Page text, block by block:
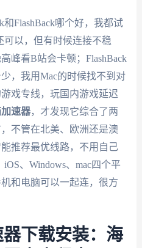
FlashBack哪个好，我都试
可以，但有时候连接不稳
峰看B站会卡顿；FlashBack
，我用Mac的时候找不到对
戏专线，玩国内游戏延迟
速器，才发现它综合了两
不管在北美、欧洲还是澳
推荐最优线路，不用自己
、Windows、mac四个平
和电脑可以一起连，很方
下载安装：海